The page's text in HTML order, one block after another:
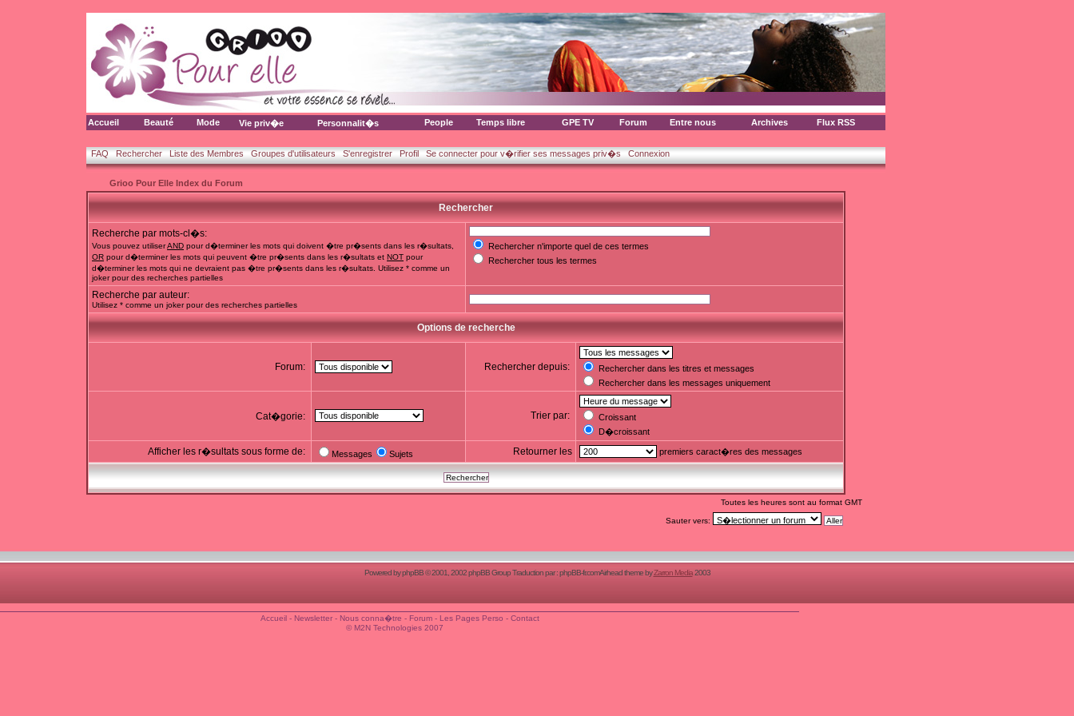
Accueil Beauté Mode Vie priv�e Personnalit�s People Temps libre GPE TV Forum Entre nous Archives Flux RSS
FAQ Rechercher Liste des Membres Groupes d'utilisateurs S'enregistrer Profil Se connecter pour v�rifier ses messages priv�s Connexion
Grioo Pour Elle Index du Forum
Rechercher
Recherche par mots-cl�s:
Vous pouvez utiliserAND pour d�terminer les mots qui doivent �tre pr�sents dans les r�sultats,
OR pour d�terminer les mots qui peuvent �tre pr�sents dans les r�sultats et NOT pour
d�terminer les mots qui ne devraient pas �tre pr�sents dans les r�sultats. Utilisez * comme un
joker pour des recherches partielles
Rechercher n'importe quel de ces termes
Rechercher tous les termes
Recherche par auteur:
Utilisez * comme un joker pour des recherches partielles
Options de recherche
Forum: Rechercher depuis:
Rechercher dans les titres et messages
Rechercher dans les messages uniquement
Cat�gorie: Trier par:
Croissant
D�croissant
Afficher les r�sultats sous forme de: Messages Sujets Retourner les premiers caract�res des messages
Toutes les heures sont au format GMT
Sauter vers:
Powered byphpBB© 2001, 2002 phpBB Group Traduction par :phpBB-fr.comAirhead theme byZarron Media2003
Accueil- Newsletter- Nous conna�tre - Forum- Les Pages Perso - Contact
© M2N Technologies 2007